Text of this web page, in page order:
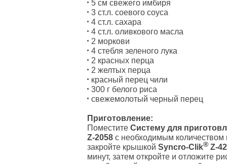
5 см свежего имбиря
3 ст.л. соевого соуса
4 ст.л. сахара
4 ст.л. оливкового масла
2 моркови
4 стебля зеленого лука
2 красных перца
2 желтых перца
красный перец чили
300 г белого риса
свежемолотый черный перец
Приготовление:
Поместите Систему для
Z-2058 с необходимым количеством
закройте крышкой Syncro-Clik® Z-
минут, затем откройте и отложите